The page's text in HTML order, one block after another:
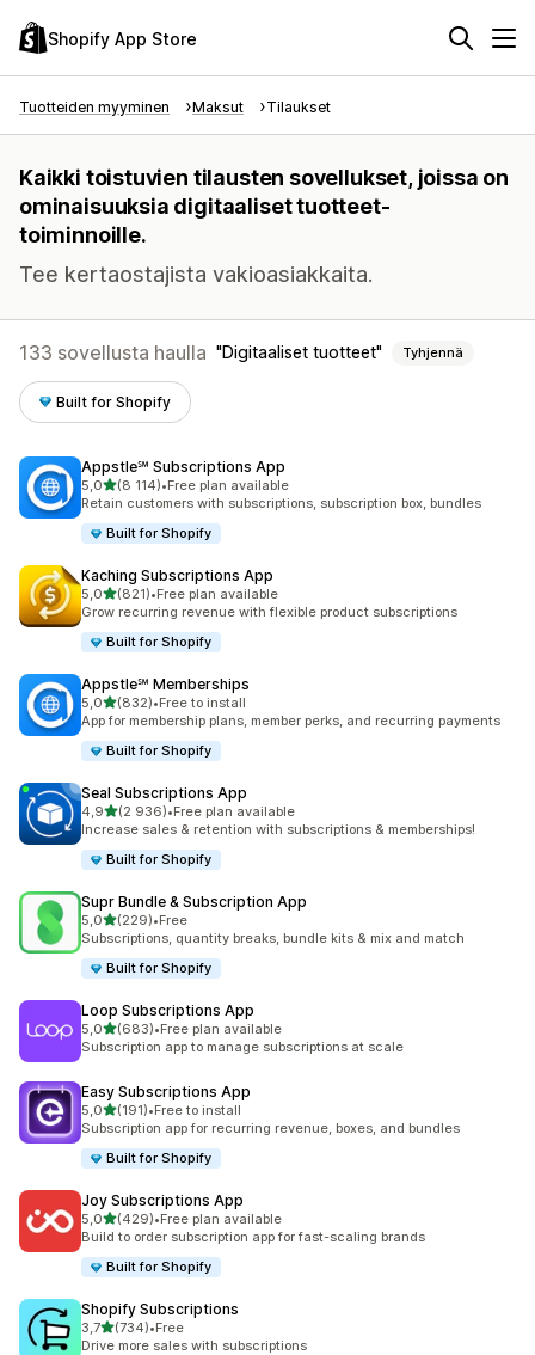
Shopify App Store
Tuotteiden myyminen Maksut Tilaukset
Kaikki toistuvien tilausten sovellukset, joissa on
ominaisuuksia digitaaliset tuotteet-
toiminnoille.
Tee kertaostajista vakioasiakkaita.
133 sovellusta haulla Digitaaliset tuotteet Tyhjennä
Built for Shopify
Appstle℠ Subscriptions App
5,0/ 5 tähteä
(8 114)
8114 arvostelua yhteensä
•Free plan available
Retain customers with subscriptions, subscription box, bundles
Built for Shopify
Kaching Subscriptions App
5,0/ 5 tähteä
(821)
821 arvostelua yhteensä
•Free plan available
Grow recurring revenue with flexible product subscriptions
Built for Shopify
Appstle℠ Memberships
5,0/ 5 tähteä
(832)
832 arvostelua yhteensä
•Free to install
App for membership plans, member perks, and recurring payments
Built for Shopify
Seal Subscriptions App
4,9/ 5 tähteä
(2 936)
2936 arvostelua yhteensä
•Free plan available
Increase sales & retention with subscriptions & memberships!
Built for Shopify
Supr Bundle & Subscription App
5,0/ 5 tähteä
(229)
229 arvostelua yhteensä
•Free
Subscriptions, quantity breaks, bundle kits & mix and match
Built for Shopify
Loop Subscriptions App
5,0/ 5 tähteä
(683)
683 arvostelua yhteensä
•Free plan available
Subscription app to manage subscriptions at scale
Easy Subscriptions App
5,0/ 5 tähteä
(191)
191 arvostelua yhteensä
•Free to install
Subscription app for recurring revenue, boxes, and bundles
Built for Shopify
Joy Subscriptions App
5,0/ 5 tähteä
(429)
429 arvostelua yhteensä
•Free plan available
Build to order subscription app for fast-scaling brands
Built for Shopify
Shopify Subscriptions
3,7/ 5 tähteä
(734)
734 arvostelua yhteensä
•Free
Drive more sales with subscriptions